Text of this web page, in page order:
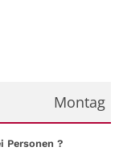
Montag
Personen ?